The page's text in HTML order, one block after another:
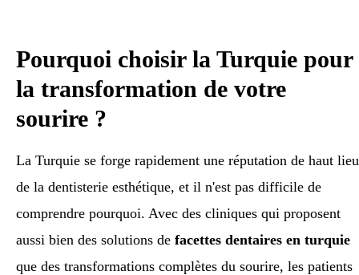
Pourquoi choisir la Turquie pour
la transformation de votre
sourire ?
La Turquie se forge rapidement une réputation de haut lieu
de la dentisterie esthétique, et il n'est pas difficile de
comprendre pourquoi. Avec des cliniques qui proposent
aussi bien des solutions de facettes dentaires en turquie
que des transformations complètes du sourire, les patients